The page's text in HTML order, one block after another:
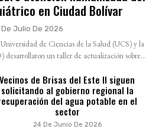
en Ciudad Bolívar
De Julio De 2026
de Ciencias de la Salud (UCS) y la
un taller de actualización sobre...
Vecinos de Brisas del Este II siguen
solicitando al gobierno regional la
del agua potable en el
sector
24 De Junio De 2026